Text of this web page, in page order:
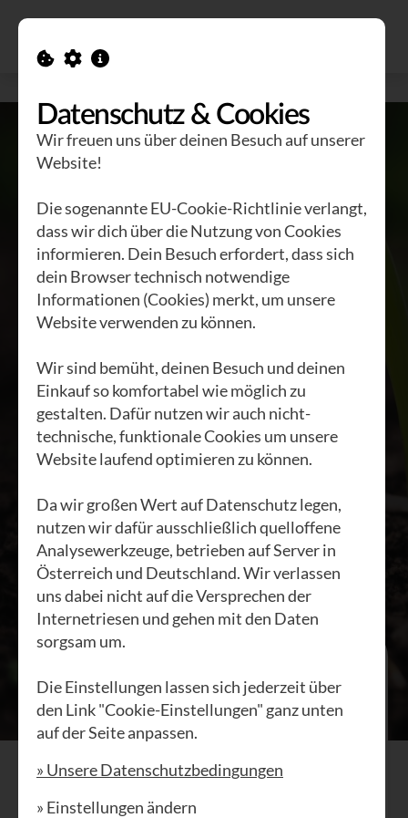
Regeneration
ist möglich
UTE SCHEUB UND
STEFAN SCHWARZER |
18.05.2023
MANIFEST
Regeneration ist möglich
(aus: "Die Humusrevolution
Der Stopp der Klimakrise und die
Regeneration der planetarischen
Datenschutz & Cookies
Wir freuen uns über deinen Besuch auf unserer
Website!
Die sogenannte EU-Cookie-Richtlinie verlangt,
dass wir dich über die Nutzung von Cookies
informieren. Dein Besuch erfordert, dass sich
dein Browser technisch notwendige
Informationen (Cookies) merkt, um unsere
Website verwenden zu können.
Wir sind bemüht, deinen Besuch und deinen
Einkauf so komfortabel wie möglich zu
gestalten. Dafür nutzen wir auch nicht-
technische, funktionale Cookies um unsere
Website laufend optimieren zu können.
Da wir großen Wert auf Datenschutz legen,
nutzen wir dafür ausschließlich quelloffene
Analysewerkzeuge, betrieben auf Server in
Österreich und Deutschland. Wir verlassen
uns dabei nicht auf die Versprechen der
Internetriesen und gehen mit den Daten
sorgsam um.
Die Einstellungen lassen sich jederzeit über
den Link "Cookie-Einstellungen" ganz unten
auf der Seite anpassen.
» Unsere Datenschutzbedingungen
» Einstellungen ändern